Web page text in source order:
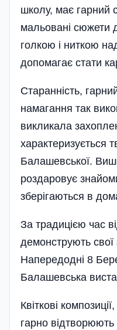
школу, має гарний
мальовані
голкою і ниткою
допомагає стати
Старанність,
намагання так
викликала
характе­ри­зується
Балашевської.
роздаровує
зберігаються в
За традицією час
демонструють свої
Напередодні 8
Балашевська
Квіткові
гарно відтворюють